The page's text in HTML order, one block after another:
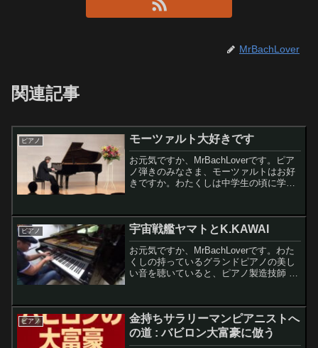
MrBachLover
関連記事
ピアノ モーツァルト大好きです
お元気ですか、MrBachLoverです。ピア
ノ弾きのみなさま、モーツァルトはお好
きですか。わたくしは中学生の頃に学校
まで弾いたことのあるモーツァルトの曲
について書いて...
ピアノ 宇宙戦艦ヤマトとK.KAWAI
お元気ですか、MrBachLoverです。わた
くしの持っているグランドピアノの美し
い音を聴いていると、ピアノ製造技師 河
らないのです。今日は各種ピアノ製造メ
ーカーに関...
ピアノ
金持ちサラリーマンピアニストへ
の道 : バビロン大富豪に倣う